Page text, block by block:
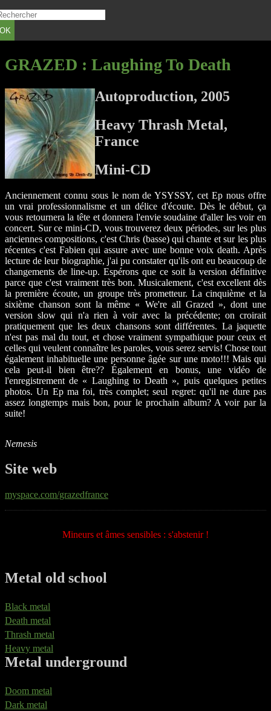
OK
GRAZED : Laughing To Death
Autoproduction, 2005
Heavy Thrash Metal,
France
Mini-CD
Anciennement connu sous le nom de YSYSSY, cet Ep nous offre
un vrai professionnalisme et un délice d'écoute. Dès le début, ça
vous retournera la tête et donnera l'envie soudaine d'aller les voir en
concert. Sur ce mini-CD, vous trouverez deux périodes, sur les plus
anciennes compositions, c'est Chris (basse) qui chante et sur les plus
récentes c'est Fabien qui assure avec une bonne voix death. Après
lecture de leur biographie, j'ai pu constater qu'ils ont eu beaucoup de
changements de line-up. Espérons que ce soit la version définitive
parce que c'est vraiment très bon. Musicalement, c'est excellent dès
la première écoute, un groupe très prometteur. La cinquième et la
sixième chanson sont la même « We're all Grazed », dont une
version slow qui n'a rien à voir avec la précédente; on croirait
pratiquement que les deux chansons sont différentes. La jaquette
n'est pas mal du tout, et chose vraiment sympathique pour ceux et
celles qui veulent connaître les paroles, vous serez servis! Chose tout
également inhabituelle une personne âgée sur une moto!!! Mais qui
cela peut-il bien être?? Également en bonus, une vidéo de
l'enregistrement de « Laughing to Death », puis quelques petites
photos. Un Ep ma foi, très complet; seul regret: qu'il ne dure pas
assez longtemps mais bon, pour le prochain album? A voir par la
suite!
Nemesis
Site web
myspace.com/grazedfrance
Mineurs et âmes sensibles : s'abstenir !
Metal old school
Black metal
Death metal
Thrash metal
Heavy metal
Metal underground
Doom metal
Dark metal